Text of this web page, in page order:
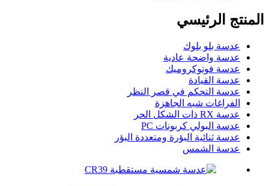
المنتج الرئيسي
عدسة بلو بلوك
عدسة واضحة عادية
عدسة فوتوكروميك
عدسة القيادة
عدسة التحكم في قصر النظر
الفراغات شبه الجاهزة
عدسة RX ذات الشكل الحر
عدسة البولي كربونات PC
عدسة ثنائية البؤرة ومتعددة البؤر
عدسة الشمس